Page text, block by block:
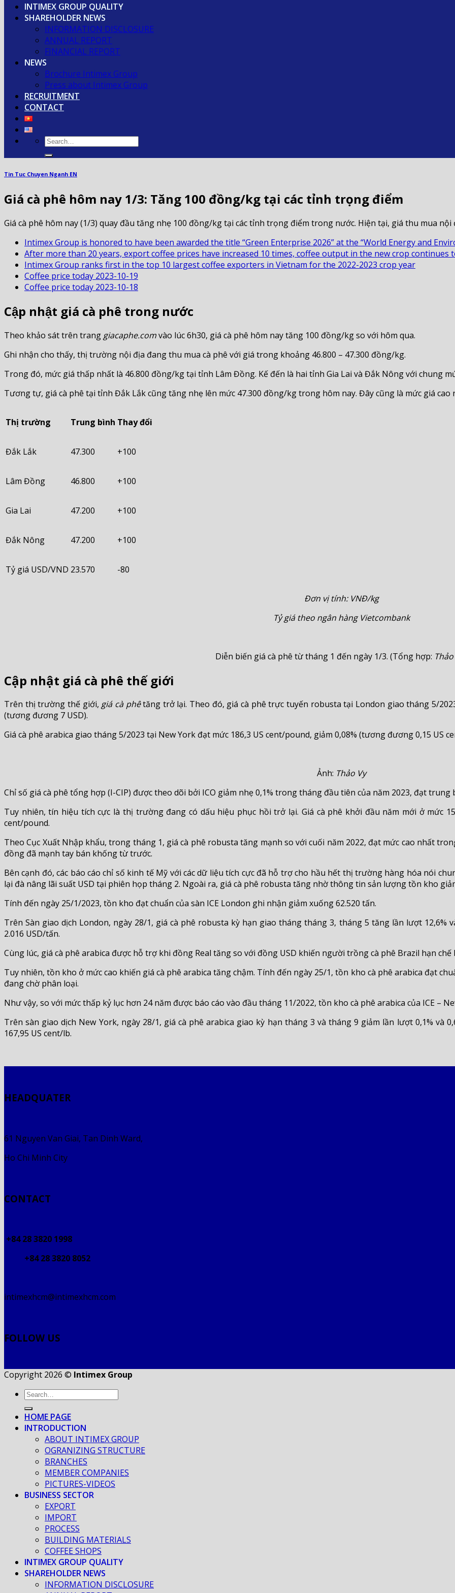
INTIMEX GROUP QUALITY
SHAREHOLDER NEWS
INFORMATION DISCLOSURE
ANNUAL REPORT
FINANCIAL REPORT
NEWS
Brochure Intimex Group
Press about Intimex Group
RECRUITMENT
CONTACT
Tin Tuc Chuyen Nganh EN
Giá cà phê hôm nay 1/3: Tăng 100 đồng/kg tại các tỉnh trọng điểm
Giá cà phê hôm nay (1/3) quay đầu tăng nhẹ 100 đồng/kg tại các tỉnh trọng điểm trong nước. Hiện tại, giá thu mua
Intimex Group is honored to have been awarded the title “Green Enterprise 2026” at the “World Energy and
After more than 20 years, export coffee prices have increased 10 times, coffee output in the new crop continues
Intimex Group ranks first in the top 10 largest coffee exporters in Vietnam for the 2022-2023 crop year
Coffee price today 2023-10-19
Coffee price today 2023-10-18
Cập nhật giá cà phê trong nước
Theo khảo sát trên trang giacaphe.comvào lúc 6h30, giá cà phê hôm nay tăng 100 đồng/kg so với hôm qua.
Ghi nhận cho thấy, thị trường nội địa đang thu mua cà phê với giá trong khoảng 46.800 – 47.300 đồng/kg.
Trong đó, mức giá thấp nhất là 46.800 đồng/kg tại tỉnh Lâm Đồng. Kế đến là hai tỉnh Gia Lai và Đắk Nông với chung
Tương tự, giá cà phê tại tỉnh Đắk Lắk cũng tăng nhẹ lên mức 47.300 đồng/kg trong hôm nay. Đây cũng là mức giá
Thị trường Trung bình Thay đổi
Đắk Lắk 47.300 +100
Lâm Đồng 46.800 +100
Gia Lai 47.200 +100
Đắk Nông 47.200 +100
Tỷ giá USD/VND 23.570 -80
Đơn vị tính: VNĐ/kg
Tỷ giá theo ngân hàng Vietcombank
Diễn biến giá cà phê từ tháng 1 đến ngày 1/3. (Tổng hợp:
Cập nhật giá cà phê thế giới
Trên thị trường thế giới,giá cà phêtăng trở lại. Theo đó, giá cà phê trực tuyến robusta tại London giao tháng 5/
(tương đương 7 USD).
Giá cà phê arabica giao tháng 5/2023 tại New York đạt mức 186,3 US cent/pound, giảm 0,08% (tương đương 0,15 US
Ảnh: Thảo Vy
Chỉ số giá cà phê tổng hợp (I-CIP) được theo dõi bởi ICO giảm nhẹ 0,1% trong tháng đầu tiên của năm 2023, đạt trung
Tuy nhiên, tín hiệu tích cực là thị trường đang có dấu hiệu phục hồi trở lại. Giá cà phê khởi đầu năm mới ở mức
cent/pound.
Theo Cục Xuất Nhập khẩu, trong tháng 1, giá cà phê robusta tăng mạnh so với cuối năm 2022, đạt mức cao nhất
đồng đã mạnh tay bán khống từ trước.
Bên cạnh đó, các báo cáo chỉ số kinh tế Mỹ với các dữ liệu tích cực đã hỗ trợ cho hầu hết thị trường hàng hóa nói
lại đà nâng lãi suất USD tại phiên họp tháng 2. Ngoài ra, giá cà phê robusta tăng nhờ thông tin sản lượng tồn kho
Tính đến ngày 25/1/2023, tồn kho đạt chuẩn của sàn ICE London ghi nhận giảm xuống 62.520 tấn.
Trên Sàn giao dịch London, ngày 28/1, giá cà phê robusta kỳ hạn giao tháng tháng 3, tháng 5 tăng lần lượt 12,6%
2.016 USD/tấn.
Cùng lúc, giá cà phê arabica được hỗ trợ khi đồng Real tăng so với đồng USD khiến người trồng cà phê Brazil hạn chế
Tuy nhiên, tồn kho ở mức cao khiến giá cà phê arabica tăng chậm. Tính đến ngày 25/1, tồn kho cà phê arabica đạt
đang chờ phân loại.
Như vậy, so với mức thấp kỷ lục hơn 24 năm được báo cáo vào đầu tháng 11/2022, tồn kho cà phê arabica của ICE –
Trên sàn giao dịch New York, ngày 28/1, giá cà phê arabica giao kỳ hạn tháng 3 và tháng 9 giảm lần lượt 0,1% và
167,95 US cent/lb.
HEADQUATER
61 Nguyen Van Giai, Tan Dinh Ward,
Ho Chi Minh City
CONTACT
+84 28 3820 1998
+84 28 3820 8052
intimexhcm@intimexhcm.com
FOLLOW US
Copyright 2026 © Intimex Group
HOME PAGE
INTRODUCTION
ABOUT INTIMEX GROUP
OGRANIZING STRUCTURE
BRANCHES
MEMBER COMPANIES
PICTURES-VIDEOS
BUSINESS SECTOR
EXPORT
IMPORT
PROCESS
BUILDING MATERIALS
COFFEE SHOPS
INTIMEX GROUP QUALITY
SHAREHOLDER NEWS
INFORMATION DISCLOSURE